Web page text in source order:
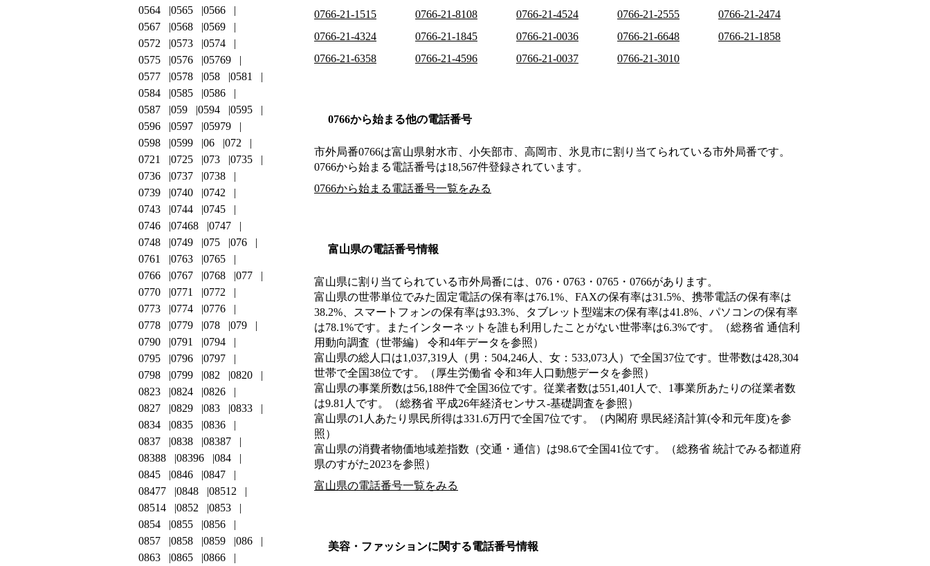
0766-21-1515
0766-21-8108 0766-21-4524 0766-21-2555
0766-21-2474
0766-21-4324
0766-21-1845 0766-21-0036 0766-21-6648
0766-21-1858
0766-21-6358
0766-21-4596 0766-21-0037 0766-21-3010
0766から始まる他の電話番号
市外局番0766は富山県射水市、小矢部市、高岡市、氷見市に割り当てられている市外局番です。
0766から始まる電話番号は18,567件登録されています。
0766から始まる電話番号一覧をみる
富山県の電話番号情報
富山県に割り当てられている市外局番には、076・0763・0765・0766があります。
富山県の世帯単位でみた固定電話の保有率は76.1%、FAXの保有率は31.5%、携帯電話の保有率は
38.2%、スマートフォンの保有率は93.3%、タブレット型端末の保有率は41.8%、パソコンの保有率
は78.1%です。またインターネットを誰も利用したことがない世帯率は6.3%です。（総務省 通信利
用動向調査（世帯編） 令和4年データを参照）
富山県の総人口は1,037,319人（男：504,246人、女：533,073人）で全国37位です。世帯数は428,304
世帯で全国38位です。（厚生労働省 令和3年人口動態データを参照）
富山県の事業所数は56,188件で全国36位です。従業者数は551,401人で、1事業所あたりの従業者数
は9.81人です。（総務省 平成26年経済センサス‐基礎調査を参照）
富山県の1人あたり県民所得は331.6万円で全国7位です。（内閣府 県民経済計算(令和元年度)を参
照）
富山県の消費者物価地域差指数（交通・通信）は98.6で全国41位です。（総務省 統計でみる都道府
県のすがた2023を参照）
富山県の電話番号一覧をみる
美容・ファッションに関する電話番号情報
0564
0565
0566
0567
0568
0569
0572
0573
0574
0575
0576
05769
0577
0578 058
0581
0584
0585
0586
0587
059 0594
0595
0596
0597
05979
0598
0599 06
072
0721
0725 073
0735
0736
0737
0738
0739
0740
0742
0743
0744
0745
0746
07468
0747
0748
0749 075
076
0761
0763
0765
0766
0767 0768
077
0770
0771
0772
0773
0774
0776
0778
0779 078
079
0790
0791
0794
0795
0796
0797
0798
0799 082
0820
0823
0824
0826
0827
0829 083
0833
0834
0835
0836
0837
0838
08387
08388
08396
084
0845
0846
0847
08477
0848
08512
08514
0852
0853
0854
0855
0856
0857
0858 0859
086
0863
0865
0866